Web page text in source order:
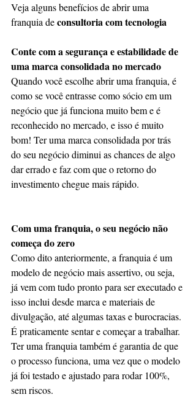
Veja alguns benefícios de abrir uma
franquia de consultoria com tecnologia
Conte com a segurança e estabilidade de
uma marca consolidada no mercado
Quando você escolhe abrir uma franquia, é
como se você entrasse como sócio em um
negócio que já funciona muito bem e é
reconhecido no mercado, e isso é muito
bom! Ter uma marca consolidada por trás
do seu negócio diminui as chances de algo
dar errado e faz com que o retorno do
investimento chegue mais rápido.
Com uma franquia, o seu negócio não
começa do zero
Como dito anteriormente, a franquia é um
modelo de negócio mais assertivo, ou seja,
já vem com tudo pronto para ser executado e
isso inclui desde marca e materiais de
divulgação, até algumas taxas e burocracias.
É praticamente sentar e começar a trabalhar.
Ter uma franquia também é garantia de que
o processo funciona, uma vez que o modelo
já foi testado e ajustado para rodar 100%,
sem riscos.